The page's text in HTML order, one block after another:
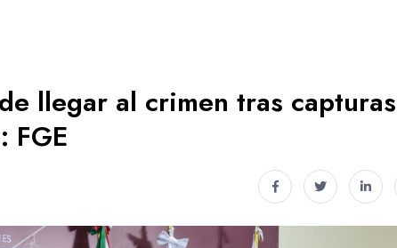
llegar al crimen tras capturas
FGE